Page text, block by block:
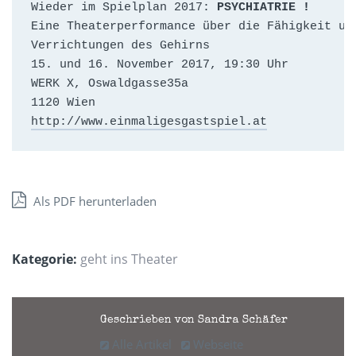
Wieder im Spielplan 2017: PSYCHIATRIE !
Eine Theaterperformance über die Fähigkeit
Verrichtungen des Gehirns
15. und 16. November 2017, 19:30 Uhr
WERK X, Oswaldgasse35a
http://www.einmaligesgastspiel.at
Als PDF herunterladen
Kategorie: geht ins Theater
Geschrieben von Sandra Schäfer
Alle Artikel Webseite